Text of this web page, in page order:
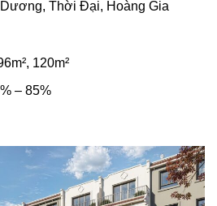
Thời Đại, Hoàng Gia
120m²
– 85%